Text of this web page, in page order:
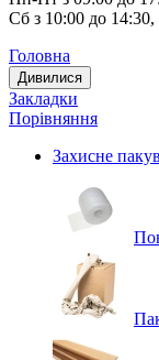
Сб з 10:00 до
Головна
Дивилися
Закладки
Порівняння
Захисне